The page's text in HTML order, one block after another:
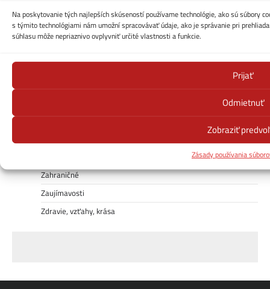
Na poskytovanie tých najlepších skúseností používame technológie, ako sú súbory
s týmito technológiami nám umožní spracovávať údaje, ako je správanie pri
súhlasu môže nepriaznivo ovplyvniť určité vlastnosti a funkcie.
Prijať
Odmietnuť
Zobraziť
Zásady používania
Domáce
Ekonomika
Počasie
Zahraničné
Zaujímavosti
Zdravie, vzťahy, krása